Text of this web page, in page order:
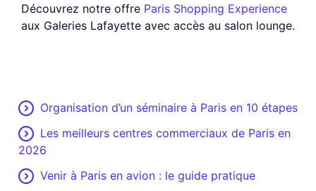
Découvrez notre offre Paris Shopping Experience
aux Galeries Lafayette avec accès au salon lounge.
Organisation d’un séminaire à Paris en 10 étapes
Les meilleurs centres commerciaux de Paris en
2026
Venir à Paris en avion : le guide pratique